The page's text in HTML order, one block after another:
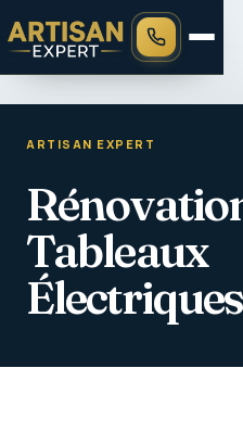
ARTISAN EXPERT
Tableaux
Électriques